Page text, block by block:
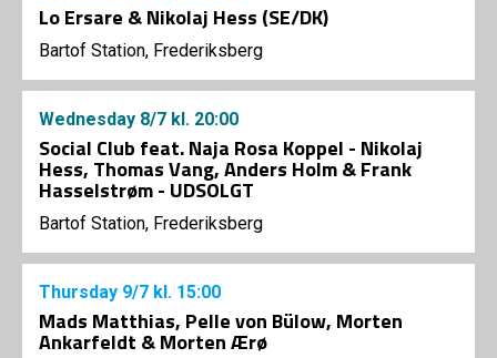
Lo Ersare & Nikolaj Hess (SE/DK)
Bartof Station, Frederiksberg
Wednesday 8/7 kl. 20:00
Social Club feat. Naja Rosa Koppel - Nikolaj
Hess, Thomas Vang, Anders Holm & Frank
Hasselstrøm - UDSOLGT
Bartof Station, Frederiksberg
Thursday 9/7 kl. 15:00
Mads Matthias, Pelle von Bülow, Morten
Ankarfeldt & Morten Ærø